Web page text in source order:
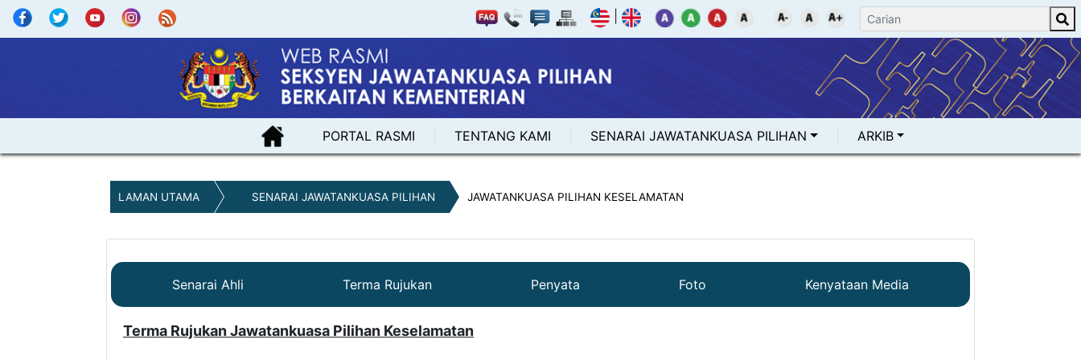
PORTAL RASMI TENTANG KAMI SENARAI JAWATANKUASA PILIHAN ARKIB
LAMAN UTAMA SENARAI JAWATANKUASA PILIHAN JAWATANKUASA PILIHAN KESELAMATAN
Senarai Ahli Terma Rujukan Penyata Foto Kenyataan Media
Terma Rujukan Jawatankuasa Pilihan Keselamatan